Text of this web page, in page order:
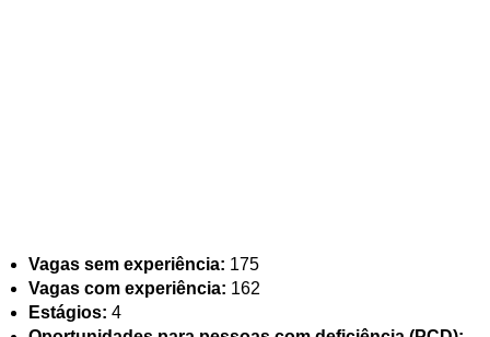
Vagas sem experiência: 175
Vagas com experiência: 162
Estágios: 4